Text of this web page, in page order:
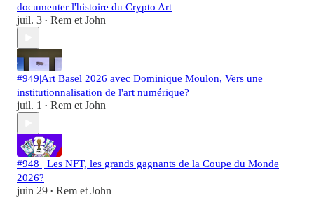
documenter l'histoire du Crypto Art
juil. 3 • Rem et John
#949|Art Basel 2026 avec Dominique Moulon, Vers une
institutionnalisation de l'art numérique?
juil. 1 • Rem et John
#948 | Les NFT, les grands gagnants de la Coupe du Monde
2026?
juin 29 • Rem et John